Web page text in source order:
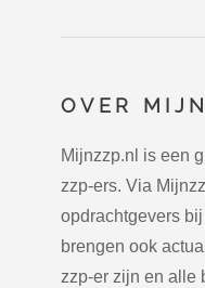
OVER
Mijnzzp.nl is een
zzp-ers. Via
opdrachtgevers
brengen ook
zzp-er zijn en alle